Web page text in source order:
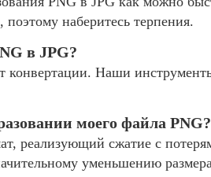
наберитесь терпения.
в JPG?
Наши
моего файла PNG?
реализующий сжатие с
уменьшению